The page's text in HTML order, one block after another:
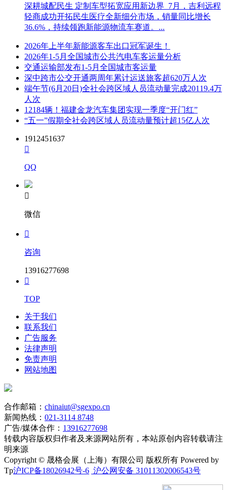
深耕城配民生 定制车型拓宽应用新边界 7月，吉利远程
轻商成功开拓民生医疗全新细分市场，销量同比增长
36.6%，持续领跑新能源物流车赛道。...
2026年上半年新能源客车出口冠军诞生！
2026年1-5月全国城市公共汽电车客运量分析
交通运输部发布1-5月全国城市客运量
深中跨市公交开通两周年累计运送旅客超620万人次
端午节(6月20日)全社会跨区域人员流动量完成20119.4万
人次
12184辆！福建金龙汽车集团实现一季度“开门红”
“五一”假期全社会跨区域人员流动量预计超15亿人次
1912451637

QQ

微信

咨询
13916277698

TOP
关于我们
联系我们
广告服务
法律声明
免责声明
网站地图
合作邮箱： chinaiut@sgexpo.cn
新闻热线： 021-3114 8748
广告/媒体合作： 13916277698
转载内容版权归作者及来源网站所有，本站原创内容转载请注
明来源
Copyright © 晟格会展（上海）有限公司 版权所有 Powered by
Tp沪ICP备18026942号-6 沪公网安备 31011302006543号